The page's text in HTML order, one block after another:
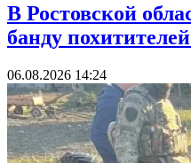
В Ростовской
банду
06.08.2026 14:24